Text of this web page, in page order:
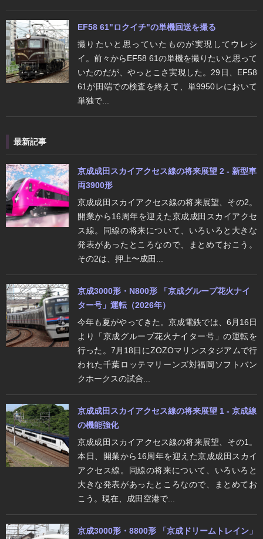
EF58 61"ロクイチ"の単機回送を撮る
撮りたいと思っていたものが実現してウレシ
イ。前々からEF58 61の単機を撮りたいと思って
いたのだが、やっとこさ実現した。29日、EF58
61が田端での検査を終えて、単9950レにおいて
単独で...
最新記事
京成成田スカイアクセス線の将来展望 2 - 新型車
両3900形
京成成田スカイアクセス線の将来展望、その2。
開業から16周年を迎えた京成成田スカイアクセ
ス線。同線の将来について、いろいろと大きな
発表があったところなので、まとめておこう。
その2は、押上〜成田...
京成3000形・N800形 「京成グループ花火ナイ
ター号」運転（2026年）
今年も夏がやってきた。京成電鉄では、6月16日
より「京成グループ花火ナイター号」の運転を
行った。7月18日にZOZOマリンスタジアムで行
われた千葉ロッテマリーンズ対福岡ソフトバン
クホークスの試合...
京成成田スカイアクセス線の将来展望 1 - 京成線
の機能強化
京成成田スカイアクセス線の将来展望、その1。
本日、開業から16周年を迎えた京成成田スカイ
アクセス線。同線の将来について、いろいろと
大きな発表があったところなので、まとめてお
こう。現在、成田空港で...
京成3000形・8800形 「京成ドリームトレイン」